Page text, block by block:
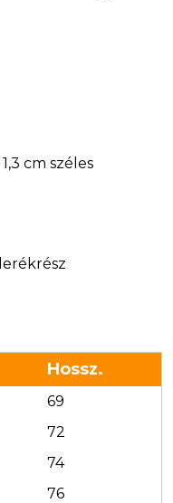
cm széles
Hossz.
69
72
74
76